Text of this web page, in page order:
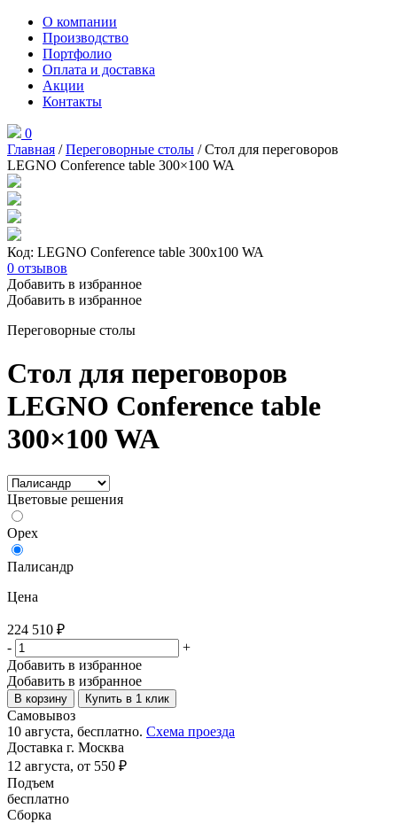
О компании
Производство
Портфолио
Оплата и доставка
Акции
Контакты
0
Главная /Переговорные столы / Стол для переговоров
LEGNO Conference table 300×100 WA
Код: LEGNO Conference table 300x100 WA
0 отзывов
Добавить в избранное
Добавить в избранное
Переговорные столы
Стол для переговоров
LEGNO Conference table
300×100 WA
Цветовые решения
Орех
Палисандр
Цена
224 510 ₽
-
+
Добавить в избранное
Добавить в избранное
В корзину Купить в 1 клик
Самовывоз
10 августа, бесплатно. Схема проезда
Доставка г. Москва
12 августа, от 550 ₽
Подъем
бесплатно
Сборка